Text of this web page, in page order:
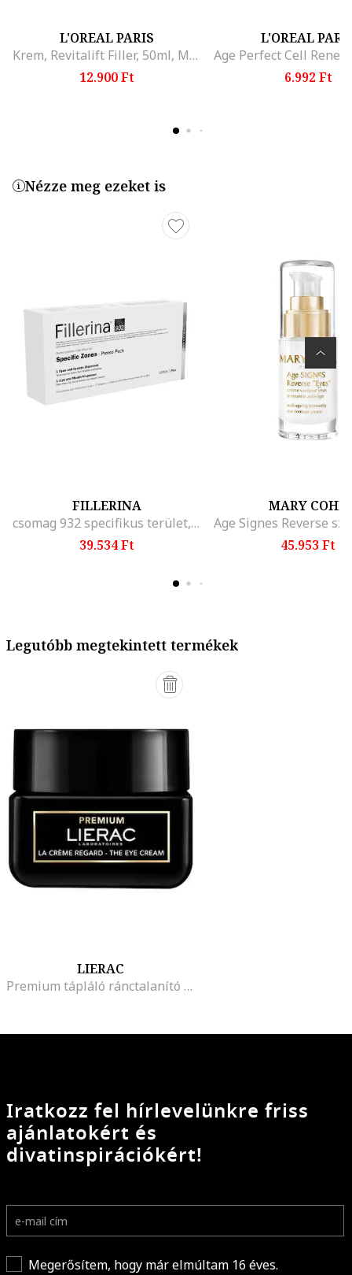
L'OREAL PARIS
Krem, Revitalift Filler, 50ml, Mályvaszín
12.900 Ft
L'OREAL
6.992 Ft
Nézze meg ezeket is
FILLERINA
csomag 932 specifikus terület, Grade 3 Plus, 15 ml + 7 ml
39.534 Ft
MARY COHR
45.953 Ft
Legutóbb megtekintett termékek
LIERAC
Premium tápláló ránctalanító krém, 50 ml
Iratkozz fel hírlevelünkre friss
ajánlatokért és
divatinspirációkért!
Megerősítem, hogy már elmúltam 16 éves.